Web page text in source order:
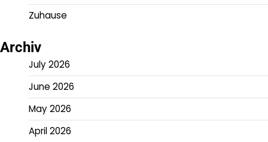
Zuhause
Archiv
July 2026
June 2026
May 2026
April 2026